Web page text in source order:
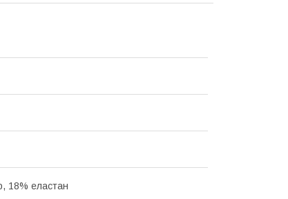
18% еластан